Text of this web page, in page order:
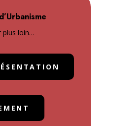
plus loin…